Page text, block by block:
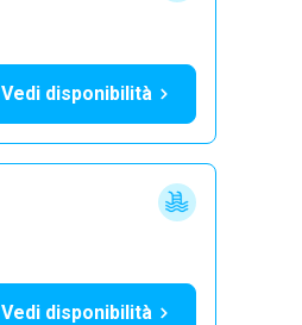
Vedi disponibilità
Vedi disponibilità